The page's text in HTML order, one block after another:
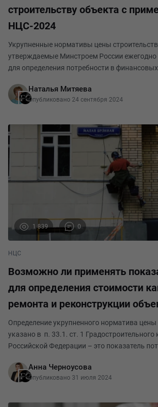
строительству объекта с
НЦС-2024
Укрупненные нормативы цены
утверждаемые Минстроем России
для определения потребности в финансовых
продукции; подготовки технико-
Наталья Митяева
Опубликовано 24 сентября 2024
1 839 0
НЦС
Возможно ли применять
для определения стоимости
ремонта и реконструкции
Определение укрупненного норматива цены
указано в п. 33.1. ст. 1 Градостроительного
Российской Федерации – это показатель
мощности строительной продукции,
Анна Черноусова
Опубликовано 31 июля 2024